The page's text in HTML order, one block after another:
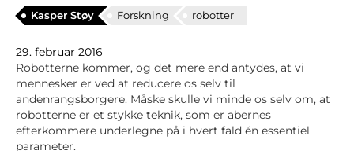
Kasper Støy Forskning robotter
29. februar 2016
Robotterne kommer, og det mere end antydes, at vi
mennesker er ved at reducere os selv til
andenrangsborgere. Måske skulle vi minde os selv om, at
robotterne er et stykke teknik, som er abernes
efterkommere underlegne på i hvert fald én essentiel
parameter.